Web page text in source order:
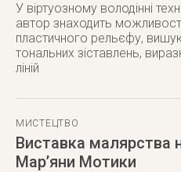
У віртуозному володінні
автор знаходить
пластичного рельєфу,
тональних зіставлень,
ліній
МИСТЕЦТВО
Виставка малярства
Мар’яни Мотики